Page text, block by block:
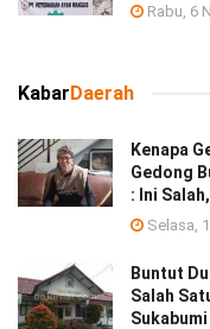
Rabu, 6
KabarDaerah
Kenapa
Gedong
: Ini
Selasa,
Buntut
Salah